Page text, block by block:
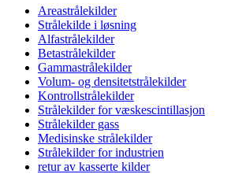
Areastrålekilder
Strålekilde i løsning
Alfastrålekilder
Betastrålekilder
Gammastrålekilder
Volum- og densitetstrålekilder
Kontrollstrålekilder
Strålekilder for væskescintillasjon
Strålekilder gass
Medisinske strålekilder
Strålekilder for industrien
retur av kasserte kilder